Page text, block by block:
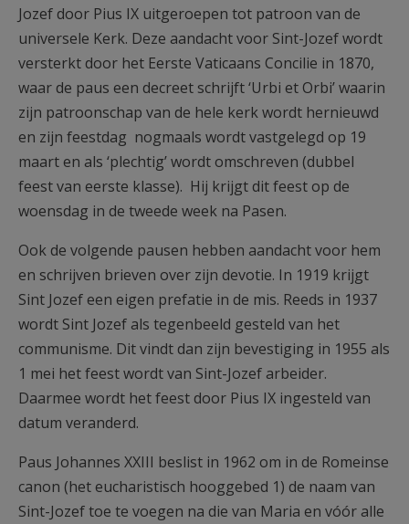
Jozef door Pius IX uitgeroepen tot patroon van de
universele Kerk. Deze aandacht voor Sint-Jozef wordt
versterkt door het Eerste Vaticaans Concilie in 1870,
waar de paus een decreet schrijft ‘Urbi et Orbi’ waarin
zijn patroonschap van de hele kerk wordt hernieuwd
en zijn feestdag nogmaals wordt vastgelegd op 19
maart en als ‘plechtig’ wordt omschreven (dubbel
feest van eerste klasse). Hij krijgt dit feest op de
woensdag in de tweede week na Pasen.
Ook de volgende pausen hebben aandacht voor hem
en schrijven brieven over zijn devotie. In 1919 krijgt
Sint Jozef een eigen prefatie in de mis. Reeds in 1937
wordt Sint Jozef als tegenbeeld gesteld van het
communisme. Dit vindt dan zijn bevestiging in 1955 als
1 mei het feest wordt van Sint-Jozef arbeider.
Daarmee wordt het feest door Pius IX ingesteld van
datum veranderd.
Paus Johannes XXIII beslist in 1962 om in de Romeinse
canon (het eucharistisch hooggebed 1) de naam van
Sint-Jozef toe te voegen na die van Maria en vóór alle